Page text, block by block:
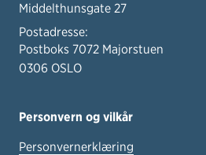
Middelthunsgate 27
Postadresse:
Postboks 7072 Majorstuen
0306 OSLO
Personvern og vilkår
Personvernerklæring